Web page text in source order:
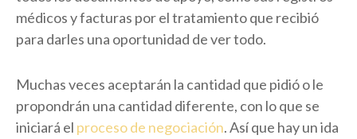
médicos y facturas por el tratamiento que recibió
para darles una oportunidad de ver todo.
Muchas veces aceptarán la cantidad que pidió o le
propondrán una cantidad diferente, con lo que se
iniciará el proceso de negociación. Así que hay un ida